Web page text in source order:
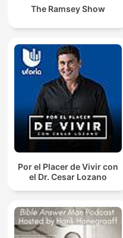
The Ramsey Show
Por el Placer de Vivir con
el Dr. Cesar Lozano